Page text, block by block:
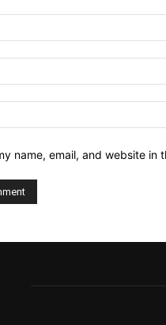
name, email, and website in